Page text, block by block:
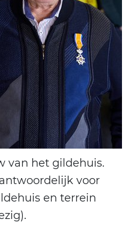
van het gildehuis.
voor
en terrein